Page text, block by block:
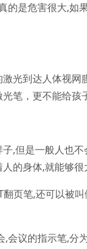
的是危害很大,
光到达人体视
笔，更不能给孩
,但是一般人也
的身体,就能够很
翻页笔,还可以
会议的指示笔,分